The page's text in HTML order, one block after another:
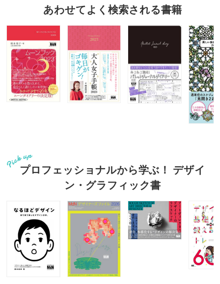
あわせてよく検索される書籍
プロフェッショナルから学ぶ！ デザイ
ン・グラフィック書